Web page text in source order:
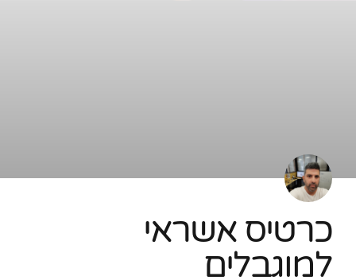
כרטיס אשראי
למוגבלים